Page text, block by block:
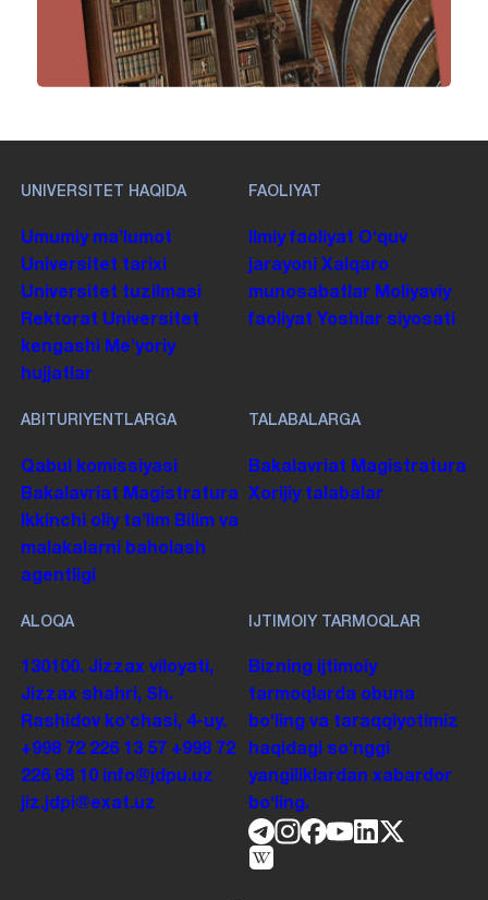
UNIVERSITET HAQIDA
Umumiy maʼlumot
Universitet tarixi
Universitet tuzilmasi
Rektorat Universitet
kengashi Me'yoriy
hujjatlar
FAOLIYAT
Ilmiy faoliyat Oʻquv
jarayoni Xalqaro
munosabatlar Moliyaviy
faoliyat Yoshlar siyosati
ABITURIYENTLARGA
Qabul komissiyasi
Bakalavriat Magistratura
Ikkinchi oliy taʼlim Bilim va
malakalarni baholash
agentligi
TALABALARGA
Bakalavriat Magistratura
Xorijiy talabalar
ALOQA
130100. Jizzax viloyati,
Jizzax shahri, Sh.
Rashidov koʻchasi, 4-uy.
+998 72 226 13 57 +998 72
226 68 10
info@jdpu.uz
jiz.jdpi@exat.uz
IJTIMOIY TARMOQLAR
Bizning ijtimoiy
tarmoqlarda obuna
boʻling va taraqqiyotimiz
haqidagi soʻnggi
yangiliklardan xabardor
boʻling.